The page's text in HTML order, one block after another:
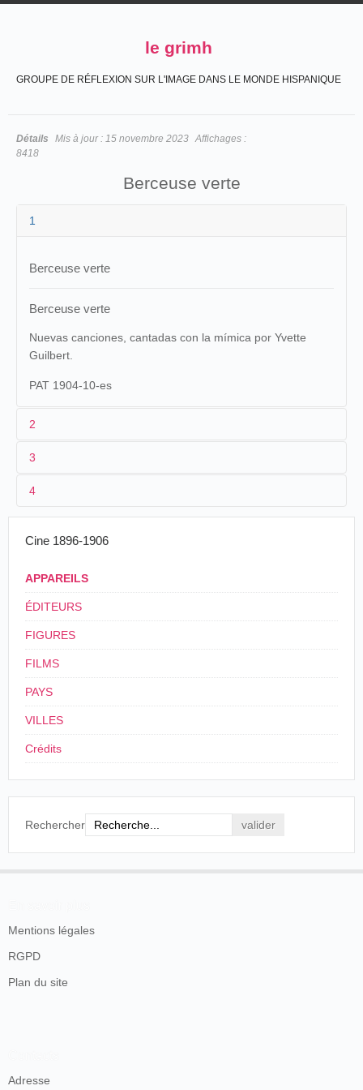
le grimh
GROUPE DE RÉFLEXION SUR L'IMAGE DANS LE MONDE HISPANIQUE
Détails Mis à jour : 15 novembre 2023 Affichages :
8418
Berceuse verte
1
Berceuse verte
Berceuse verte
Nuevas canciones, cantadas con la mímica por Yvette
Guilbert.
PAT 1904-10-es
2
1
2
3
< 10/1904
45 m
4
3
4
Cine 1896-1906
APPAREILS
ÉDITEURS
FIGURES
FILMS
PAYS
VILLES
Crédits
Rechercher
Mentions légales
RGPD
Plan du site
Adresse